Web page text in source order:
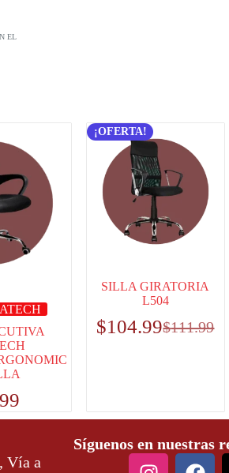
EL
¡OFERTA!
SILLA GIRATORIA
L504
$111.99
$104.99
Vía a
Síguenos en nuestras